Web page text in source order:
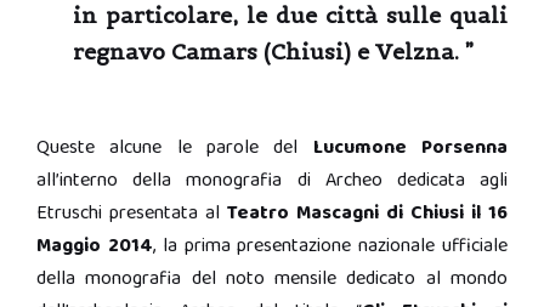
in particolare, le due città sulle quali
regnavo Camars (Chiusi) e Velzna. ”
Queste alcune le paroledel Lucumone Porsenna
all’interno della monografia di Archeo dedicata agli
Etruschi presentata al Teatro Mascagni di Chiusi il 16
Maggio 2014, la prima presentazione nazionale ufficiale
della monografia del noto mensile dedicato al mondo